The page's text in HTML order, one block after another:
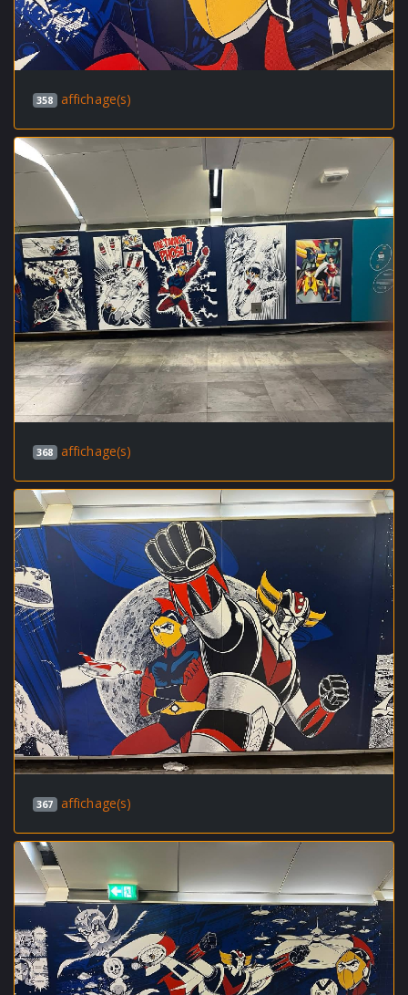
358 affichage(s)
368 affichage(s)
367 affichage(s)